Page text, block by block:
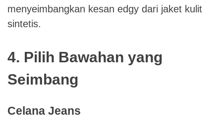
menyeimbangkan kesan edgy dari jaket kulit
sintetis.
4. Pilih Bawahan yang
Seimbang
Celana Jeans